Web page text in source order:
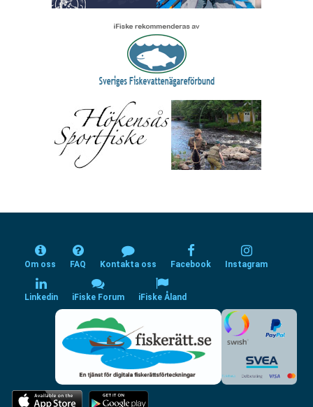
Om oss FAQ Kontakta oss Facebook Instagram
Linkedin iFiske Forum iFiske Åland